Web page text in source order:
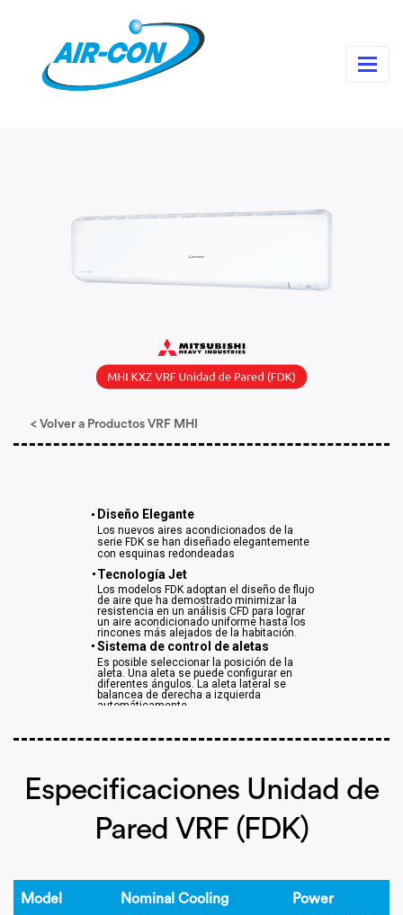
< Volver a Productos VRF MHI
Es posible seleccionar la posición de la
aleta. Una aleta se puede configurar en
diferentes ángulos. La aleta lateral se
balancea de derecha a izquierda
automáticamente.
Sistema de control de aletas
Diseño Elegante
Los nuevos aires acondicionados de la
serie FDK se han diseñado elegantemente
con esquinas redondeadas
Tecnología Jet
Los modelos FDK adoptan el diseño de flujo
de aire que ha demostrado minimizar la
resistencia en un análisis CFD para lograr
un aire acondicionado uniforme hasta los
rincones más alejados de la habitación.
Especificaciones Unidad de
Pared VRF (FDK)
Model
Nominal Cooling
Power